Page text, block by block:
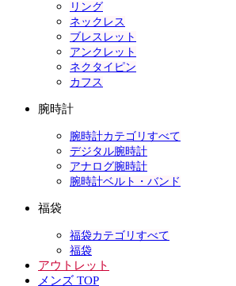
リング
ネックレス
ブレスレット
アンクレット
ネクタイピン
カフス
腕時計
腕時計カテゴリすべて
デジタル腕時計
アナログ腕時計
腕時計ベルト・バンド
福袋
福袋カテゴリすべて
福袋
アウトレット
メンズ TOP